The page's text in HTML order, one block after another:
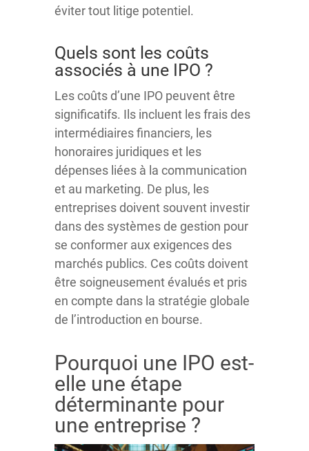
éviter tout litige potentiel.
Quels sont les coûts
associés à une IPO ?
Les coûts d’une IPO peuvent être
significatifs. Ils incluent les frais des
intermédiaires financiers, les
honoraires juridiques et les
dépenses liées à la communication
et au marketing. De plus, les
entreprises doivent souvent investir
dans des systèmes de gestion pour
se conformer aux exigences des
marchés publics. Ces coûts doivent
être soigneusement évalués et pris
en compte dans la stratégie globale
de l’introduction en bourse.
Pourquoi une IPO est-
elle une étape
déterminante pour
une entreprise ?